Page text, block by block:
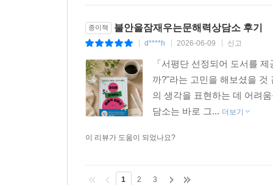
종이책 불안을잠재우는문해력상담소 후기
d****h 2026-06-09 신고
「서평단 선정되어 도서를
까?"라는 고민을 해보셨을
의 생각을 표현하는 데 어려
담소는 바로 그... 더보기
이 리뷰가 도움이 되었나요?
1 2 3